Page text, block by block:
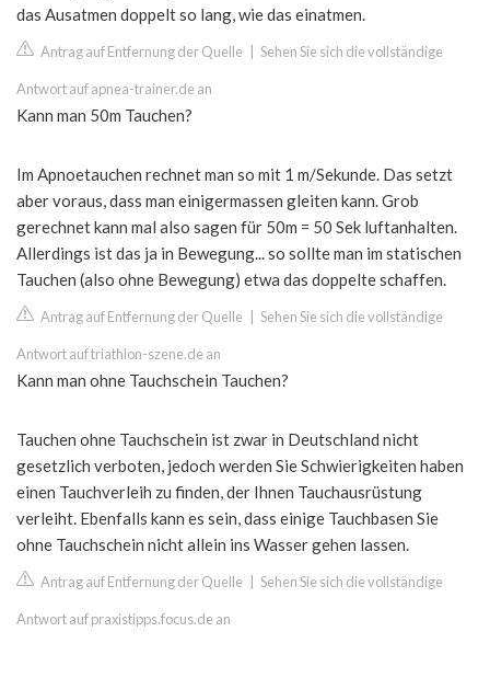
das Ausatmen doppelt so lang, wie das einatmen.
Antrag auf Entfernung der Quelle Sehen Sie sich die vollständige
Antwort auf apnea-trainer.de an
Kann man 50m Tauchen?
Im Apnoetauchen rechnet man so mit 1 m/Sekunde. Das setzt
aber voraus, dass man einigermassen gleiten kann. Grob
gerechnet kann mal also sagen für 50m = 50 Sek luftanhalten.
Allerdings ist das ja in Bewegung... so sollte man im statischen
Tauchen (also ohne Bewegung) etwa das doppelte schaffen.
Antrag auf Entfernung der Quelle Sehen Sie sich die vollständige
Antwort auf triathlon-szene.de an
Kann man ohne Tauchschein Tauchen?
Tauchen ohne Tauchschein ist zwar in Deutschland nicht
gesetzlich verboten, jedoch werden Sie Schwierigkeiten haben
einen Tauchverleih zu finden, der Ihnen Tauchausrüstung
verleiht. Ebenfalls kann es sein, dass einige Tauchbasen Sie
ohne Tauchschein nicht allein ins Wasser gehen lassen.
Antrag auf Entfernung der Quelle Sehen Sie sich die vollständige
Antwort auf praxistipps.focus.de an